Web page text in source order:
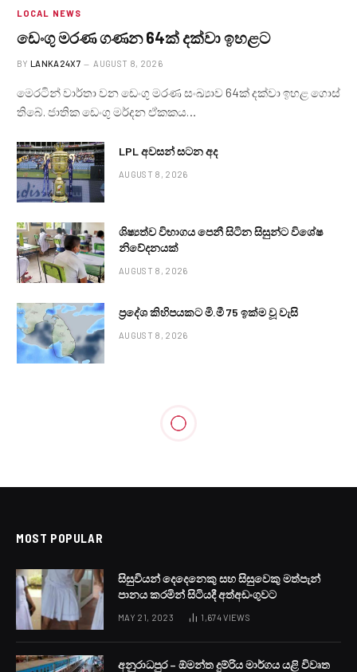
LOCAL NEWS
ඩෙංගු මරණ ගණන 64ක් දක්වා ඉහළට
BY LANKA24X7 AUGUST 8, 2026
මෙරටින් වාර්තා වන ඩෙංගු මරණ සංඛ්‍යාව 64ක් දක්වා ඉහළ ගොස්
තිබේ. ජාතික ඩෙංගු මර්දන ඒකකය…
LPL අවසන් සටන අද
AUGUST 8, 2026
ශිෂ්‍යත්ව විභාගය පෙනී සිටින සිසුන්ට විශේෂ
නිවේදනයක්
AUGUST 8, 2026
ප්‍රදේශ කිහිපයකට මි.මී 75 ඉක්ම වූ වැසි
AUGUST 8, 2026
MOST POPULAR
සිසුවියන් දෙදෙනෙකු සහ සිසුවෙකු මත්පැන්
පානය කරමින් සිටියදී අත්අඩංගුවට
MAY 21, 2023 1,674VIEWS
අනුරාධපුර – ඕමන්ත දුම්රිය මාර්ගය යළි විවෘත